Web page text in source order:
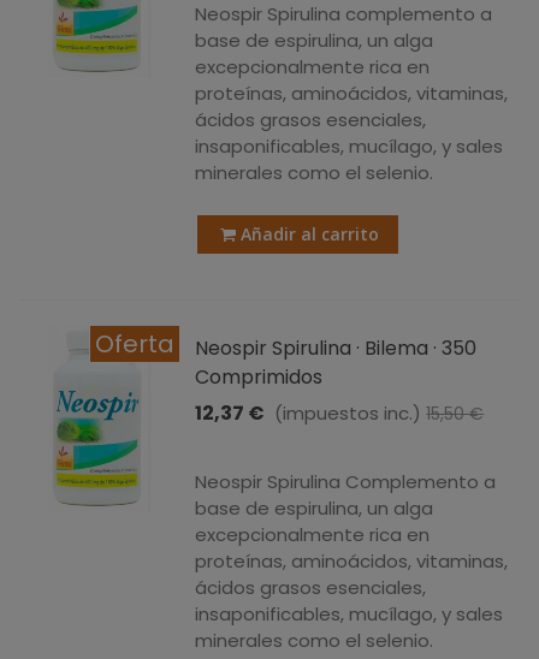
Neospir Spirulina complemento a
base de espirulina, un alga
excepcionalmente rica en
proteínas, aminoácidos, vitaminas,
ácidos grasos esenciales,
insaponificables, mucílago, y sales
minerales como el selenio.
Añadir al carrito
Oferta
Neospir Spirulina · Bilema · 350
Comprimidos
12,37 € (impuestos inc.) 15,50 €
Neospir Spirulina Complemento a
base de espirulina, un alga
excepcionalmente rica en
proteínas, aminoácidos, vitaminas,
ácidos grasos esenciales,
insaponificables, mucílago, y sales
minerales como el selenio.